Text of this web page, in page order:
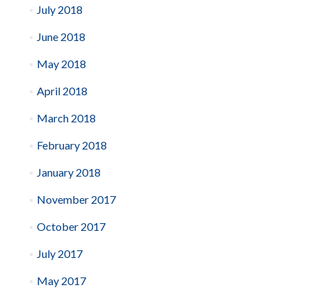
July 2018
June 2018
May 2018
April 2018
March 2018
February 2018
January 2018
November 2017
October 2017
July 2017
May 2017